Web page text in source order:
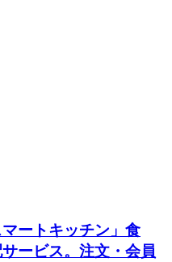
ートキッチン」食
ービス。注文・会員